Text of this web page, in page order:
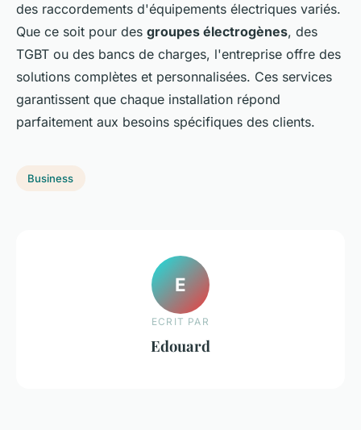
des raccordements d'équipements électriques variés.
Que ce soit pour des groupes électrogènes, des
TGBT ou des bancs de charges, l'entreprise offre des
solutions complètes et personnalisées. Ces services
garantissent que chaque installation répond
parfaitement aux besoins spécifiques des clients.
Business
E
ECRIT PAR
Edouard